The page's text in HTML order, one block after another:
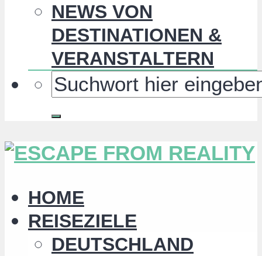
NEWS VON
DESTINATIONEN &
VERANSTALTERN
HOME
REISEZIELE
DEUTSCHLAND